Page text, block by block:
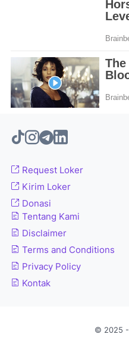
Request Loker
Kirim Loker
Donasi
Tentang Kami
Disclaimer
Terms and Conditions
Privacy Policy
Kontak
© 2025 -